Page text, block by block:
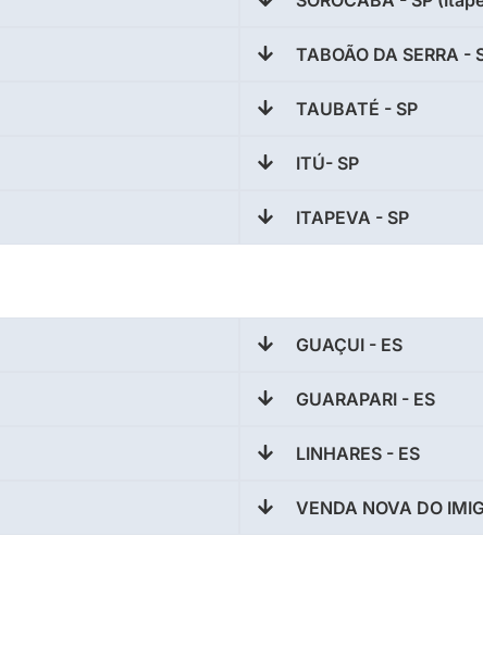
TABOÃO DA SERRA -
TAUBATÉ - SP
ITÚ- SP
ITAPEVA - SP
GUAÇUI - ES
GUARAPARI - ES
LINHARES - ES
VENDA NOVA DO